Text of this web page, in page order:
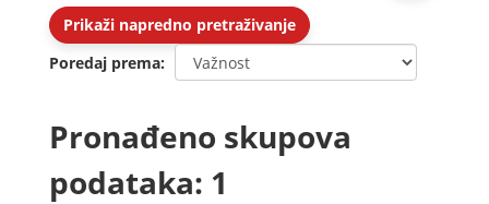
Prikaži napredno pretraživanje
Poredaj prema
Pronađeno skupova
podataka: 1